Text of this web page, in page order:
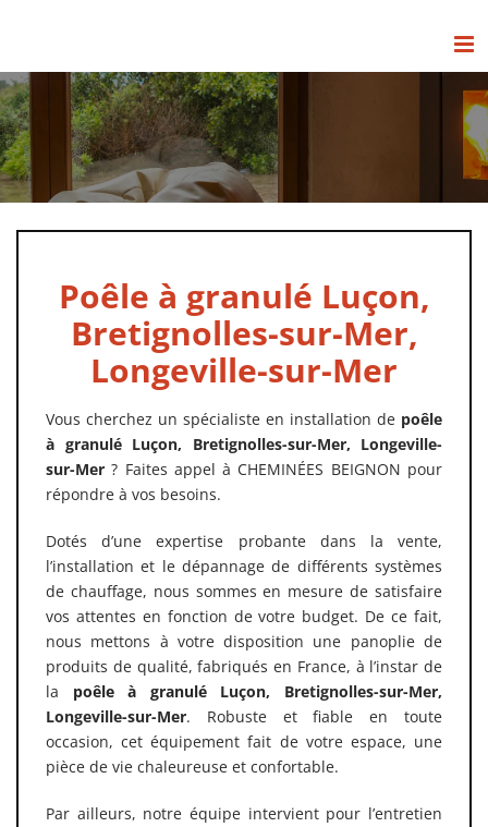
Poêle à granulé Luçon,
Bretignolles-sur-Mer,
Longeville-sur-Mer
Vous cherchez un spécialiste en installation de poêle
à granulé Luçon, Bretignolles-sur-Mer, Longeville-
sur-Mer ? Faites appel à CHEMINÉES BEIGNON pour
répondre à vos besoins.
Dotés d’une expertise probante dans la vente,
l’installation et le dépannage de différents systèmes
de chauffage, nous sommes en mesure de satisfaire
vos attentes en fonction de votre budget. De ce fait,
nous mettons à votre disposition une panoplie de
produits de qualité, fabriqués en France, à l’instar de
la poêle à granuléLuçon, Bretignolles-sur-Mer,
Longeville-sur-Mer. Robuste et fiable en toute
occasion, cet équipement fait de votre espace, une
pièce de vie chaleureuse et confortable.
Par ailleurs, notre équipe intervient pour l’entretien